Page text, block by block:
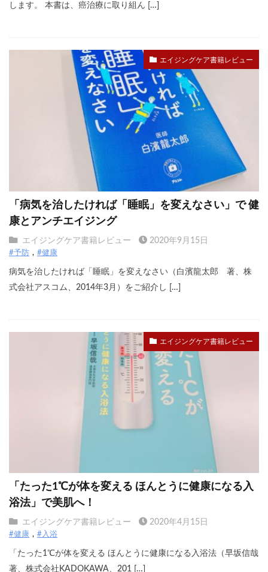
します。 本書は、癌治療に取り組ん […]
エイジングケア書籍レビュー
「病気を治したければ「睡眠」を変えなさい」で 健
康とアンチエイジング
エイジングケア書籍レビュー 2020年9月15日
#予防 #健康
病気を治したければ「睡眠」を変えなさい（白濱龍太郎 著、株
式会社アスコム、2014年3月）をご紹介し […]
エイジングケア書籍レビュー
「たった1℃が体を変える ほんとうに健康になる入
浴法」で美肌へ！
エイジングケア書籍レビュー 2020年4月15日
#健康 #入浴
「たった1℃が体を変える ほんとうに健康になる入浴法（早坂信哉
著、株式会社KADOKAWA、201 […]